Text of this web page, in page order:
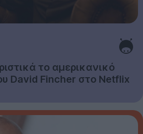
το αμερικανικό
David Fincher στο Netflix